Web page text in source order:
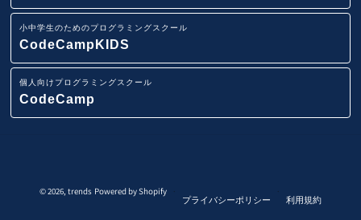
IT用語集
Pythonデータサイエンス研修
スマホアプリ(iOS/Android)開発研修
システムテスト技法研修
小学生・中学生向けプログラミング教室
ニュースリリース
イベント一覧
小中学生のためのプログラミングスクール
CodeCampKIDS
個人向けプログラミングスクール
CodeCamp
© 2026,trends Powered by Shopify
プライバシーポリシー
利用規約